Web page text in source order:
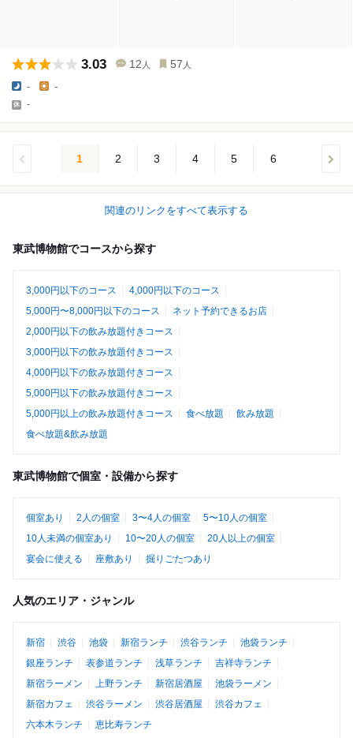
3.03 12 人 57 人
- -
-
1 2 3 4 5 6
関連のリンクをすべて表示する
東武博物館でコースから探す
3,000円以下のコース
4,000円以下のコース
5,000円〜8,000円以下のコース
ネット予約できるお店
2,000円以下の飲み放題付きコース
3,000円以下の飲み放題付きコース
4,000円以下の飲み放題付きコース
5,000円以下の飲み放題付きコース
5,000円以上の飲み放題付きコース
食べ放題
飲み放題
食べ放題&飲み放題
東武博物館で個室・設備から探す
個室あり 2人の個室 3〜4人の個室
5〜10人の個室
10人未満の個室あり
10〜20人の個室
20人以上の個室
宴会に使える
座敷あり 掘りごたつあり
人気のエリア・ジャンル
新宿 渋谷 池袋 新宿ランチ 渋谷ランチ
池袋ランチ
銀座ランチ
表参道ランチ 浅草ランチ
吉祥寺ランチ
新宿ラーメン
上野ランチ 新宿居酒屋
池袋ラーメン
新宿カフェ
渋谷ラーメン 渋谷居酒屋
渋谷カフェ
六本木ランチ
恵比寿ランチ